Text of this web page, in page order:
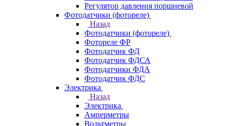
Регулятор давления поршневой
Фотодатчики (фотореле)
Назад
Фотодатчики (фотореле)
Фотореле ФР
Фотодатчик ФД
Фотодатчик ФДСА
Фотодатчики ФДА
Фотодатчик ФДС
Электрика
Назад
Электрика
Амперметры
Вольтметры